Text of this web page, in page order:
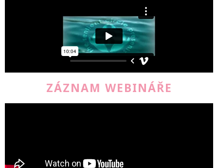
ZÁZNAM WEBINÁŘE